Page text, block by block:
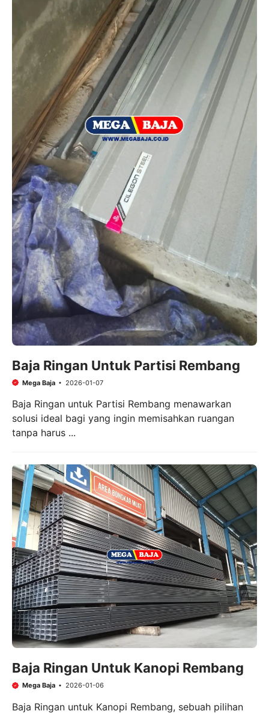
Baja Ringan Untuk Partisi Rembang
Mega Baja 2026-01-07
Baja Ringan untuk Partisi Rembang menawarkan
solusi ideal bagi yang ingin memisahkan ruangan
tanpa harus ...
Baja Ringan Untuk Kanopi Rembang
Mega Baja 2026-01-06
Baja Ringan untuk Kanopi Rembang, sebuah pilihan